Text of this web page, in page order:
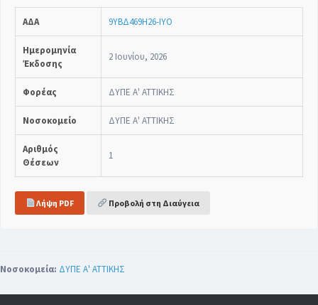
ΑΔΑ 9ΥΒΔ469Η26-ΙΥΟ
Ημερομηνία
Έκδοσης
2 Ιουνίου, 2026
Φορέας ΔΥΠΕ Α' ΑΤΤΙΚΗΣ
Νοσοκομείο ΔΥΠΕ Α' ΑΤΤΙΚΗΣ
Αριθμός
Θέσεων
1
Λήψη PDF Προβολή στη Διαύγεια
Νοσοκομεία: ΔΥΠΕ Α' ΑΤΤΙΚΗΣ